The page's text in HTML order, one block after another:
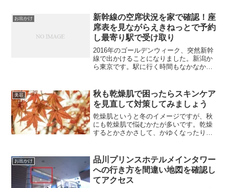
す。夏休みということで鳥屋野公園に行
ったのですが、ポケスト...
お出かけ
新幹線の空席状況を家で確認！座
席表を見ながらえきねっとで予約
し最寄り駅で受け取り
2016年のゴールデンウィーク、突然新幹
線で出かけることになりました。新潟か
ら東京です。駅に行く時間もなかなか取
け取るまではドキドキでしたが、無事に
新幹線の座席を予約す...
美容
秋も乾燥肌で困ったらスキンケア
を見直して対策してみましょう
乾燥肌というと冬のイメージですが、秋
にも乾燥肌で悩むかたが多いです。乾燥
するとかさかさして、かゆくなったりし
お出かけ
品川プリンスホテルメインタワー
への行き方を間違い地図を確認し
てアクセス